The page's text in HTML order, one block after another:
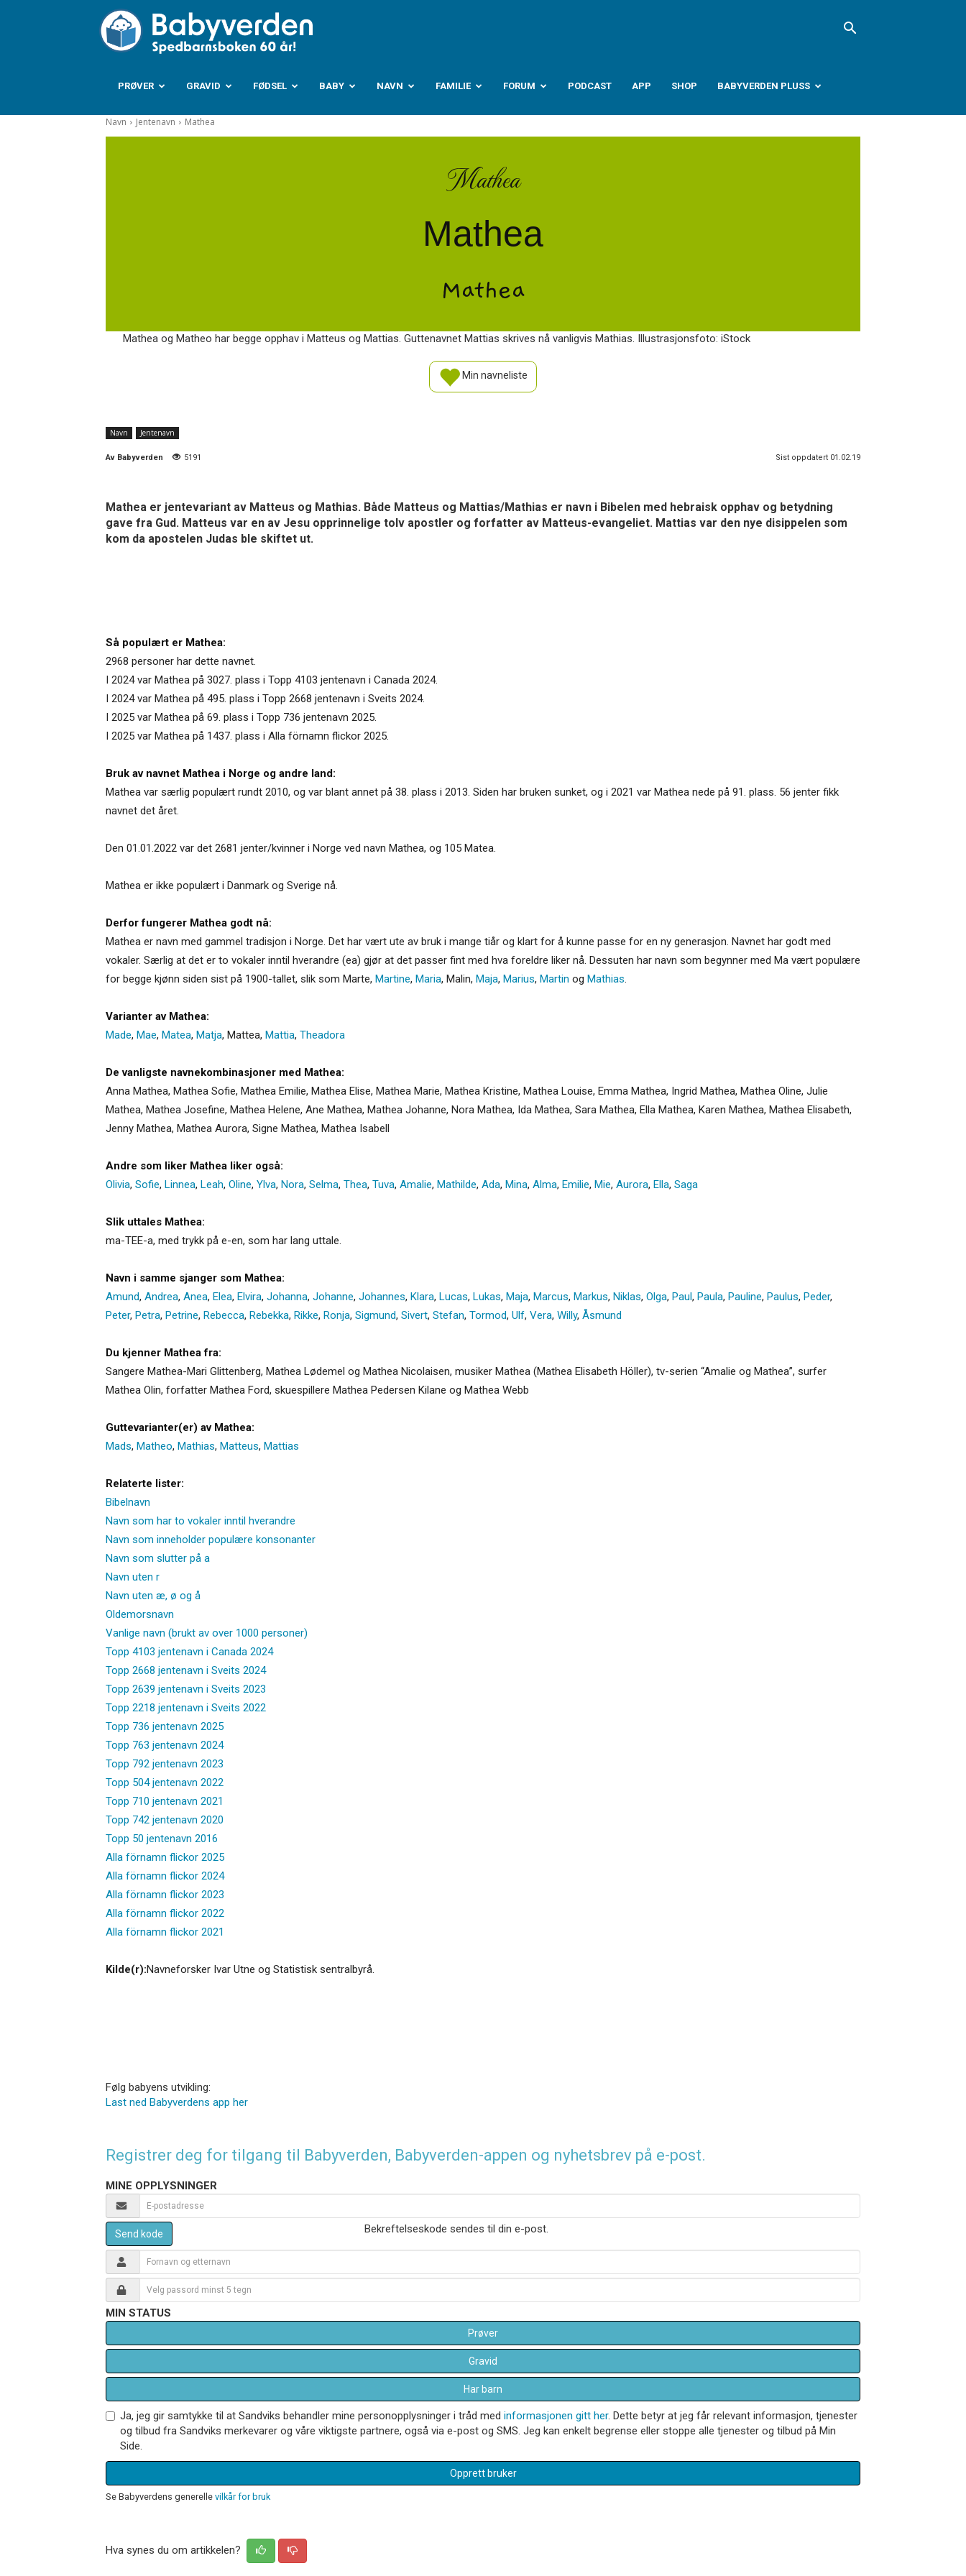
Babyverden.no
PRØVER GRAVID FØDSEL BABY NAVN FAMILIE FORUM PODCAST APP SHOP BABYVERDEN PLUSS
Navn Jentenavn Mathea
Mathea
Mathea
Mathea
Mathea og Matheo har begge opphav i Matteus og Mattias. Guttenavnet Mattias skrives nå vanligvis Mathias. Illustrasjonsfoto: iStock
Min navneliste
Navn Jentenavn
Av Babyverden 5191 Sist oppdatert 01.02.19
Mathea er jentevariant av Matteus og Mathias. Både Matteus og Mattias/Mathias er navn i Bibelen med hebraisk opphav og betydning
gave fra Gud. Matteus var en av Jesu opprinnelige tolv apostler og forfatter av Matteus-evangeliet. Mattias var den nye disippelen som
kom da apostelen Judas ble skiftet ut.
Så populært er Mathea:
2968 personer har dette navnet.
I 2024 var Mathea på 3027. plass i Topp 4103 jentenavn i Canada 2024.
I 2024 var Mathea på 495. plass i Topp 2668 jentenavn i Sveits 2024.
I 2025 var Mathea på 69. plass i Topp 736 jentenavn 2025.
I 2025 var Mathea på 1437. plass i Alla förnamn flickor 2025.
Bruk av navnet Mathea i Norge og andre land:
Mathea var særlig populært rundt 2010, og var blant annet på 38. plass i 2013. Siden har bruken sunket, og i 2021 var Mathea nede på 91. plass. 56 jenter fikk
navnet det året.
Den 01.01.2022 var det 2681 jenter/kvinner i Norge ved navn Mathea, og 105 Matea.
Mathea er ikke populært i Danmark og Sverige nå.
Derfor fungerer Mathea godt nå:
Mathea er navn med gammel tradisjon i Norge. Det har vært ute av bruk i mange tiår og klart for å kunne passe for en ny generasjon. Navnet har godt med
vokaler. Særlig at det er to vokaler inntil hverandre (ea) gjør at det passer fint med hva foreldre liker nå. Dessuten har navn som begynner med Ma vært populære
for begge kjønn siden sist på 1900-tallet, slik som Marte, Martine, Maria, Malin, Maja, Marius, Martin og Mathias
Varianter av Mathea:
Made, Mae, Matea, Matja, Mattea, Mattia, Theadora
De vanligste navnekombinasjoner med Mathea:
Anna Mathea, Mathea Sofie, Mathea Emilie, Mathea Elise, Mathea Marie, Mathea Kristine, Mathea Louise, Emma Mathea, Ingrid Mathea, Mathea Oline, Julie
Mathea, Mathea Josefine, Mathea Helene, Ane Mathea, Mathea Johanne, Nora Mathea, Ida Mathea, Sara Mathea, Ella Mathea, Karen Mathea, Mathea Elisabeth,
Jenny Mathea, Mathea Aurora, Signe Mathea, Mathea Isabell
Andre som liker Mathea liker også:
Olivia, Sofie, Linnea, Leah, Oline, Ylva, Nora, Selma, Thea, Tuva, Amalie, Mathilde, Ada, Mina, Alma, Emilie, Mie, Aurora, Ella, Saga
Slik uttales Mathea:
ma-TEE-a, med trykk på e-en, som har lang uttale.
Navn i samme sjanger som Mathea:
Amund, Andrea, Anea, Elea, Elvira, Johanna, Johanne, Johannes, Klara, Lucas, Lukas, Maja, Marcus, Markus, Niklas, Olga, Paul, Paula, Pauline, Paulus, Peder,
Peter, Petra, Petrine, Rebecca, Rebekka, Rikke, Ronja, Sigmund, Sivert, Stefan, Tormod, Ulf, Vera, Willy, Åsmund
Du kjenner Mathea fra:
Sangere Mathea-Mari Glittenberg, Mathea Lødemel og Mathea Nicolaisen, musiker Mathea (Mathea Elisabeth Höller), tv-serien “Amalie og Mathea”, surfer
Mathea Olin, forfatter Mathea Ford, skuespillere Mathea Pedersen Kilane og Mathea Webb
Guttevarianter(er) av Mathea:
Mads, Matheo, Mathias, Matteus, Mattias
Relaterte lister:
Bibelnavn
Navn som har to vokaler inntil hverandre
Navn som inneholder populære konsonanter
Navn som slutter på a
Navn uten r
Navn uten æ, ø og å
Oldemorsnavn
Vanlige navn (brukt av over 1000 personer)
Topp 4103 jentenavn i Canada 2024
Topp 2668 jentenavn i Sveits 2024
Topp 2639 jentenavn i Sveits 2023
Topp 2218 jentenavn i Sveits 2022
Topp 736 jentenavn 2025
Topp 763 jentenavn 2024
Topp 792 jentenavn 2023
Topp 504 jentenavn 2022
Topp 710 jentenavn 2021
Topp 742 jentenavn 2020
Topp 50 jentenavn 2016
Alla förnamn flickor 2025
Alla förnamn flickor 2024
Alla förnamn flickor 2023
Alla förnamn flickor 2022
Alla förnamn flickor 2021
Kilde(r):Navneforsker Ivar Utne og Statistisk sentralbyrå.
Følg babyens utvikling:
Last ned Babyverdens app her
Registrer deg for tilgang til Babyverden, Babyverden-appen og nyhetsbrev på e-post.
MINE OPPLYSNINGER
Send kode Bekreftelseskode sendes til din e-post.
MIN STATUS
Prøver
Gravid
Har barn
Ja, jeg gir samtykke til at Sandviks behandler mine personopplysninger i tråd med informasjonen gitt her. Dette betyr at jeg får relevant informasjon, tjenester
og tilbud fra Sandviks merkevarer og våre viktigste partnere, også via e-post og SMS. Jeg kan enkelt begrense eller stoppe alle tjenester og tilbud på Min
Side.
Opprett bruker
Se Babyverdens generelle vilkår for bruk
Hva synes du om artikkelen?